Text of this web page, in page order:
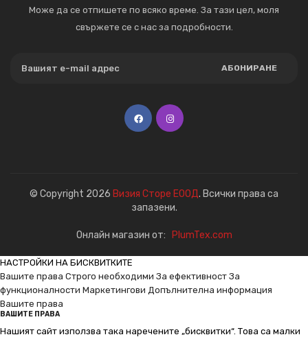
Може да се отпишете по всяко време. За тази цел, моля
свържете се с нас за подробности.
АБОНИРАНЕ
© Copyright 2026 Визия Сторе ЕООД. Всички права са
запазени.
Онлайн магазин от: PlumTex.com
НАСТРОЙКИ НА БИСКВИТКИТЕ
Вашите права Строго необходими За ефективност За
функционалности Маркетингови Допълнителна информация
Вашите права
ВАШИТЕ ПРАВА
Нашият сайт използва така наречените „бисквитки“. Това са малки